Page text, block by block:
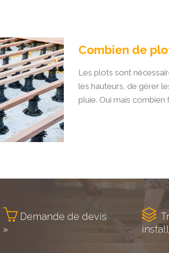
Combien de
Les plots sont
les hauteurs, de gérer
pluie. Oui mais
 Demande de devis
»
